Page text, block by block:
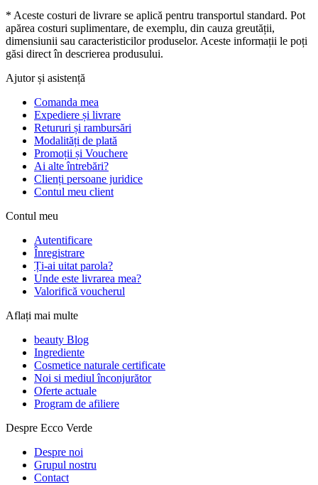
* Aceste costuri de livrare se aplică pentru transportul standard. Pot
apărea costuri suplimentare, de exemplu, din cauza greutății,
dimensiunii sau caracteristicilor produselor. Aceste informații le poți
găsi direct în descrierea produsului.
Ajutor și asistență
Comanda mea
Expediere și livrare
Retururi și rambursări
Modalități de plată
Promoții și Vouchere
Ai alte întrebări?
Clienți persoane juridice
Contul meu client
Contul meu
Autentificare
Înregistrare
Ți-ai uitat parola?
Unde este livrarea mea?
Valorifică voucherul
Aflați mai multe
beauty Blog
Ingrediente
Cosmetice naturale certificate
Noi si mediul înconjurător
Oferte actuale
Program de afiliere
Despre Ecco Verde
Despre noi
Grupul nostru
Contact